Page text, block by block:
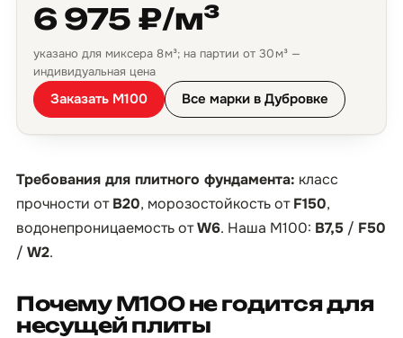
6 975 ₽/м³
указано для миксера 8 м³; на партии от 30 м³ —
индивидуальная цена
Заказать М100 Все марки в Дубровке
Требования для плитного фундамента: класс
прочности отB20, морозостойкость отF150,
водонепроницаемость отW6. Наша М100: B7,5 / F50
/ W2.
Почему М100 не годится для
несущей плиты